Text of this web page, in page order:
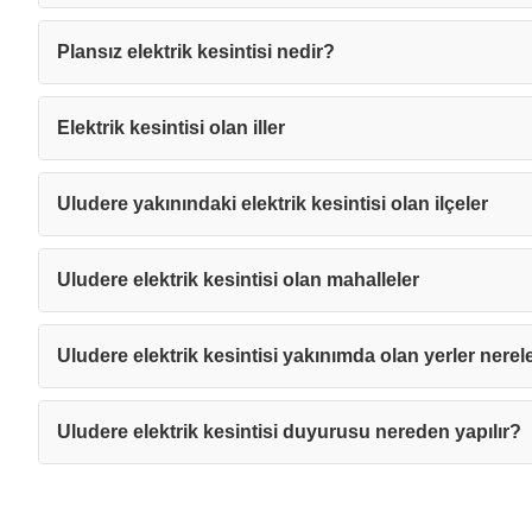
Plansız elektrik kesintisi nedir?
Elektrik kesintisi olan iller
Uludere yakınındaki elektrik kesintisi olan ilçeler
Uludere elektrik kesintisi olan mahalleler
Uludere elektrik kesintisi yakınımda olan yerler
Uludere elektrik kesintisi duyurusu nereden yapılır?